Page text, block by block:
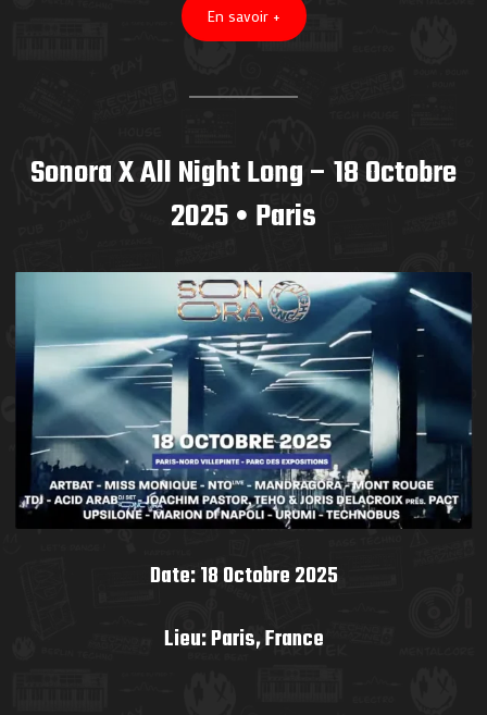
En savoir +
Sonora X All Night Long – 18 Octobre
2025 • Paris
Date: 18 Octobre 2025
Lieu: Paris, France